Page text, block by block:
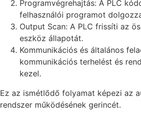
Programvégrehajtás: A PLC
felhasználói programot
Output Scan: A PLC frissíti az
eszköz állapotát.
Kommunikációs és általános
kommunikációs terhelést és
kezel.
Ez az ismétlődő folyamat képezi az
rendszer működésének gerincét.